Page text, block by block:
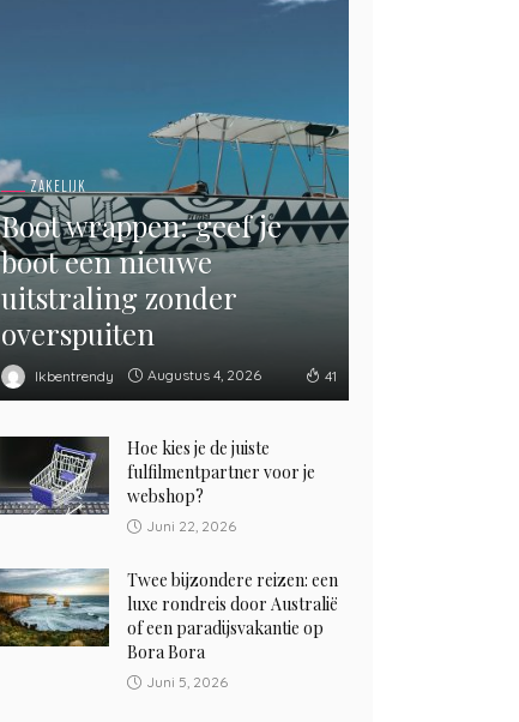
ZAKELIJK
Boot wrappen: geef je
boot een nieuwe
uitstraling zonder
overspuiten
Ikbentrendy Augustus 4, 2026 41
Hoe kies je de juiste
fulfilmentpartner voor je
webshop?
Juni 22, 2026
Twee bijzondere reizen: een
luxe rondreis door Australië
of een paradijsvakantie op
Bora Bora
Juni 5, 2026